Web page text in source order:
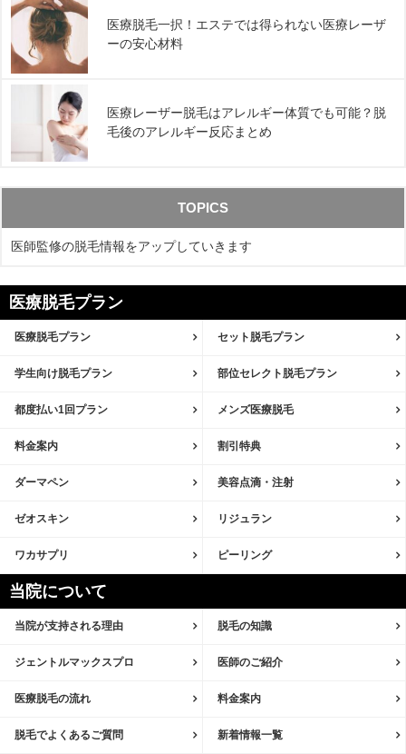
医療脱毛一択！エステでは得られない医療レーザ
ーの安心材料
医療レーザー脱毛はアレルギー体質でも可能？脱
毛後のアレルギー反応まとめ
TOPICS
医師監修の脱毛情報をアップしていきます
医療脱毛プラン
医療脱毛プラン セット脱毛プラン
学生向け脱毛プラン 部位セレクト脱毛プラン
都度払い1回プラン メンズ医療脱毛
料金案内 割引特典
ダーマペン 美容点滴・注射
ゼオスキン リジュラン
ワカサプリ ピーリング
当院について
当院が支持される理由 脱毛の知識
ジェントルマックスプロ 医師のご紹介
医療脱毛の流れ 料金案内
脱毛でよくあるご質問 新着情報一覧